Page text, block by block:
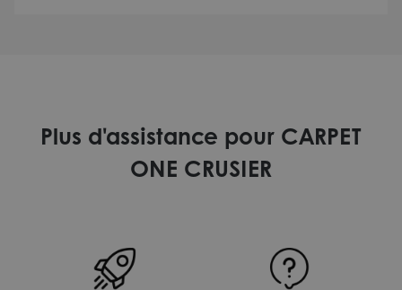
Plus d'assistance pour CARPET
ONE CRUSIER